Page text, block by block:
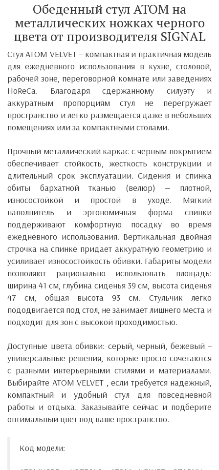
Обеденный стул ATOM на
металлических ножках черного
цвета от производителя SIGNAL
СтулATOM VELVET– компактная и практичная модель
для ежедневного использования в кухне, столовой,
рабочей зоне, переговорной комнате или заведениях
HoReCa. Благодаря сдержанному силуэту и
аккуратным пропорциям стул не перегружает
пространство и легко размещается даже в небольших
помещениях или за компактными столами.
Прочный металлический каркас с черным покрытием
обеспечивает стойкость, жесткость конструкции и
длительный срок эксплуатации. Сидения и спинка
обиты бархатной тканью (велюр) — плотной,
износостойкой и простой в уходе. Мягкий
наполнитель и эргономичная форма спинки
поддерживают комфортную посадку во время
ежедневного использования. Вертикальная двойная
строчка на спинке придает аккуратную геометрию и
усиливает износостойкость обивки. Габариты модели
позволяют рационально использовать площадь:
ширина 41 см, глубина сиденья 39 см, высота сиденья
47 см, общая высота 93 см. Стульчик легко
пододвигается под стол, не занимает лишнего места и
подходит для зон с высокой проходимостью.
Доступные цвета обивки: серый, черный, бежевый –
универсальные решения, которые просто сочетаются
с разными интерьерными стилями и материалами.
Выбирайте ATOM VELVET , если требуется надежный,
компактный и удобный стул для повседневной
работы и отдыха. Заказывайте сейчас и подберите
оптимальный цвет под ваше пространство.
Код модели: